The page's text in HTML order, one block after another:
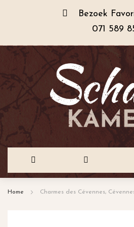
Bezoek
071 589
Home Charmes des Cévennes,